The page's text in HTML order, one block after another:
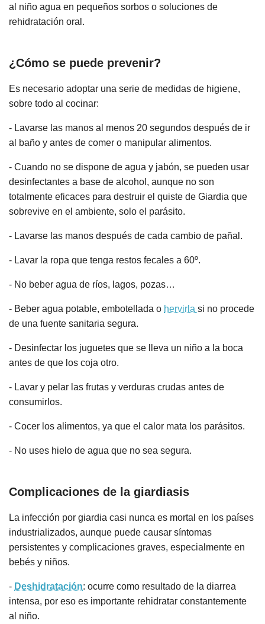
al niño agua en pequeños sorbos o soluciones de
rehidratación oral.
¿Cómo se puede prevenir?
Es necesario adoptar una serie de medidas de higiene,
sobre todo al cocinar:
- Lavarse las manos al menos 20 segundos después de ir
al baño y antes de comer o manipular alimentos.
- Cuando no se dispone de agua y jabón, se pueden usar
desinfectantes a base de alcohol, aunque no son
totalmente eficaces para destruir el quiste de Giardia que
sobrevive en el ambiente, solo el parásito.
- Lavarse las manos después de cada cambio de pañal.
- Lavar la ropa que tenga restos fecales a 60º.
- No beber agua de ríos, lagos, pozas…
- Beber agua potable, embotellada o hervirla si no procede
de una fuente sanitaria segura.
- Desinfectar los juguetes que se lleva un niño a la boca
antes de que los coja otro.
- Lavar y pelar las frutas y verduras crudas antes de
consumirlos.
- Cocer los alimentos, ya que el calor mata los parásitos.
- No uses hielo de agua que no sea segura.
Complicaciones de la giardiasis
La infección por giardia casi nunca es mortal en los países
industrializados, aunque puede causar síntomas
persistentes y complicaciones graves, especialmente en
bebés y niños.
- Deshidratación: ocurre como resultado de la diarrea
intensa, por eso es importante rehidratar constantemente
al niño.